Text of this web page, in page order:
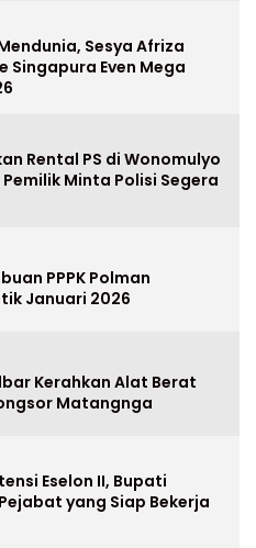
Sesya Afriza
Singapura Even Mega
Rental PS di Wonomulyo
Minta Polisi Segera
PPPK Polman
Januari 2026
Kerahkan Alat Berat
Matangnga
Eselon II, Bupati
yang Siap Bekerja